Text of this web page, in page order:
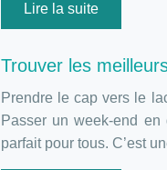
Lire la suite
Trouver les
Prendre le cap vers le
Passer un week-end
parfait pour tous. C’est